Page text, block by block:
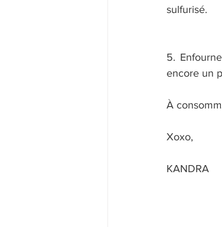
sulfurisé.
5.
encore un
À
Xoxo,
KANDRA